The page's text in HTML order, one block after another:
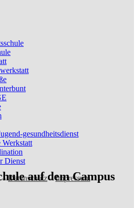
gesundheitsdienst
Werkstatt
Dienst
–Datenschutz–Impressum
auf dem Campus